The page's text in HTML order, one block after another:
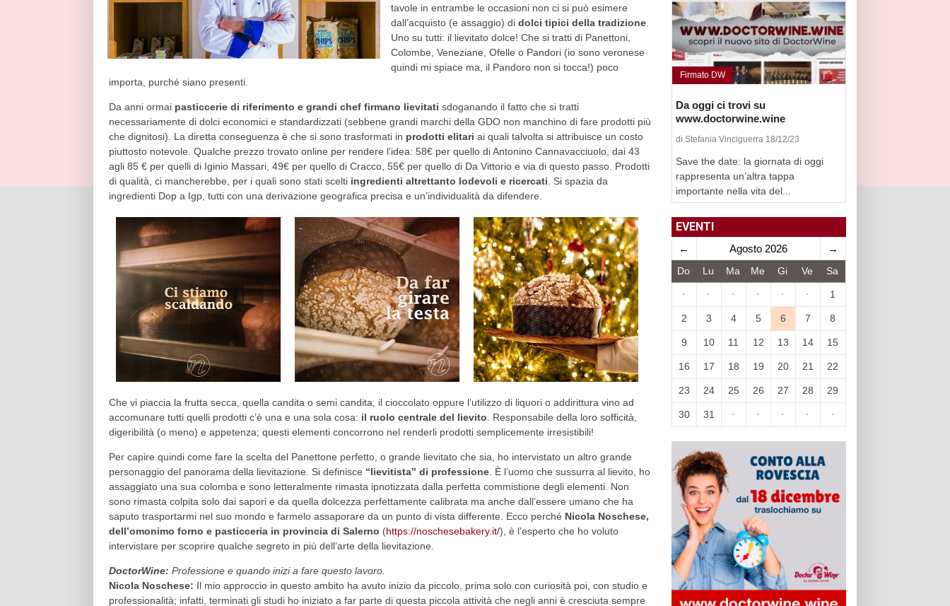
tavole in entrambe le occasioni non ci si può esimere
dall’acquisto (e assaggio) didolci tipici della tradizione
Uno su tutti: il lievitato dolce! Che si tratti di Panettoni,
Colombe, Veneziane, Ofelle o Pandori (io sono veronese
quindi mi spiace ma, il Pandoro non si tocca!) poco
importa, purché siano presenti.
Da anni ormai pasticcerie di riferimento e grandi chef firmano lievitati sdoganando il fatto che si tratti
necessariamente di dolci economici e standardizzati (sebbene grandi marchi della GDO non manchino di fare prodotti più
che dignitosi). La diretta conseguenza è che si sono trasformati in prodotti elitari ai quali talvolta si attribuisce un costo
piuttosto notevole. Qualche prezzo trovato online per rendere l’idea: 58€ per quello di Antonino Cannavacciuolo, dai 43
agli 85 € per quelli di Iginio Massari, 49€ per quello di Cracco, 55€ per quello di Da Vittorio e via di questo passo. Prodotti
di qualità, ci mancherebbe, per i quali sono stati scelti ingredienti altrettanto lodevoli e ricercati . Si spazia da
ingredienti Dop a Igp, tutti con una derivazione geografica precisa e un’individualità da difendere.
Che vi piaccia la frutta secca, quella candita o semi candita, il cioccolato oppure l’utilizzo di liquori o addirittura vino ad
accomunare tutti quelli prodotti c’è una e una sola cosa: il ruolo centrale del lievito . Responsabile della loro sofficità,
digeribilità (o meno) e appetenza; questi elementi concorrono nel renderli prodotti semplicemente irresistibili!
Per capire quindi come fare la scelta del Panettone perfetto, o grande lievitato che sia, ho intervistato un altro grande
personaggio del panorama della lievitazione. Si definisce “lievitista” di professione . È l’uomo che sussurra al lievito, ho
assaggiato una sua colomba e sono letteralmente rimasta ipnotizzata dalla perfetta commistione degli elementi. Non
sono rimasta colpita solo dai sapori e da quella dolcezza perfettamente calibrata ma anche dall’essere umano che ha
saputo trasportarmi nel suo mondo e farmelo assaporare da un punto di vista differente. Ecco perché Nicola Noschese,
dell’omonimo forno e pasticceria in provincia di Salerno (https://noschesebakery.it/), è l’esperto che ho voluto
intervistare per scoprire qualche segreto in più dell’arte della lievitazione.
DoctorWine: Professione e quando inizi a fare questo lavoro.
Nicola Noschese: Il mio approccio in questo ambito ha avuto inizio da piccolo, prima solo con curiosità poi, con studio e
professionalità; infatti, terminati gli studi ho iniziato a far parte di questa piccola attività che negli anni è cresciuta sempre
Firmato DW
Da oggi ci trovi su
www.doctorwine.wine
di Stefania Vinciguerra 18/12/23
Save the date: la giornata di oggi
rappresenta un’altra tappa
importante nella vita del...
EVENTI
← Agosto 2026 →
Do Lu Ma Me Gi Ve Sa
· · · · · · 1
2 3 4 5 6 7 8
9 10 11 12 13 14 15
16 17 18 19 20 21 22
23 24 25 26 27 28 29
30 31 · · · · ·